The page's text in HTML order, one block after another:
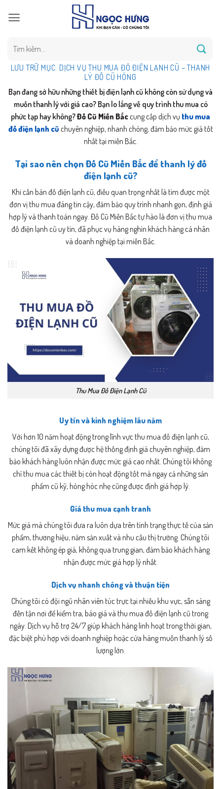
qua
kiếm:
LƯU TRỮ MỤC:DỊCH VỤ THU MUA ĐỒ ĐIỆN LẠNH CŨ – THANH
LÝ ĐỒ CŨ HỎNG
Bạn đang sở hữu những thiết bị điện lạnh cũ không còn sử dụng và
muốn thanh lý với giá cao? Bạn lo lắng về quy trình thu mua có
phức tạp hay không?Đồ Cũ Miền Bắccung cấp dịch vụ thu mua
đồ điện lạnh cũ chuyên nghiệp, nhanh chóng, đảm bảo mức giá tốt
nhất tại miền Bắc.
Tại sao nên chọn Đồ Cũ Miền Bắc để thanh lý đồ
điện lạnh cũ?
Khi cần bán đồ điện lạnh cũ, điều quan trọng nhất là tìm được một
đơn vị thu mua đáng tin cậy, đảm bảo quy trình nhanh gọn, định giá
hợp lý và thanh toán ngay. Đồ Cũ Miền Bắc tự hào là đơn vị thu mua
đồ điện lạnh cũ uy tín, đã phục vụ hàng nghìn khách hàng cá nhân
và doanh nghiệp tại miền Bắc.
Thu Mua Đồ Điện Lạnh Cũ
Uy tín và kinh nghiệm lâu năm
Với hơn 10 năm hoạt động trong lĩnh vực thu mua đồ điện lạnh cũ,
chúng tôi đã xây dựng được hệ thống định giá chuyên nghiệp, đảm
bảo khách hàng luôn nhận được mức giá cao nhất. Chúng tôi không
chỉ thu mua các thiết bị còn hoạt động tốt mà ngay cả những sản
phẩm cũ kỹ, hỏng hóc nhẹ cũng được định giá hợp lý.
Giá thu mua cạnh tranh
Mức giá mà chúng tôi đưa ra luôn dựa trên tình trạng thực tế của sản
phẩm, thương hiệu, năm sản xuất và nhu cầu thị trường. Chúng tôi
cam kết không ép giá, không qua trung gian, đảm bảo khách hàng
nhận được mức giá hợp lý nhất.
Dịch vụ nhanh chóng và thuận tiện
Chúng tôi có đội ngũ nhân viên túc trực tại nhiều khu vực, sẵn sàng
đến tận nơi để kiểm tra, báo giá và thu mua đồ điện lạnh cũ trong
ngày. Dịch vụ hỗ trợ 24/7 giúp khách hàng linh hoạt trong thời gian,
đặc biệt phù hợp với doanh nghiệp hoặc cửa hàng muốn thanh lý số
lượng lớn.